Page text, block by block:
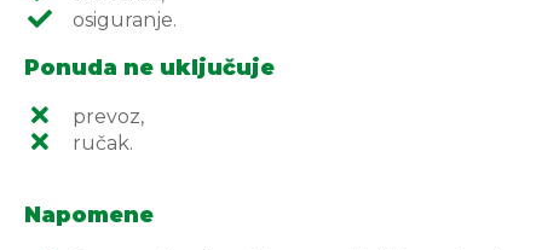
osiguranje.
Ponuda ne uključuje
prevoz,
ručak.
Napomene